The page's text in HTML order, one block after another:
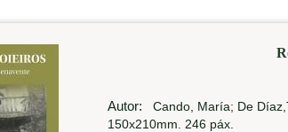
Autor: Cando, María; De
150x210mm. 246 páx.